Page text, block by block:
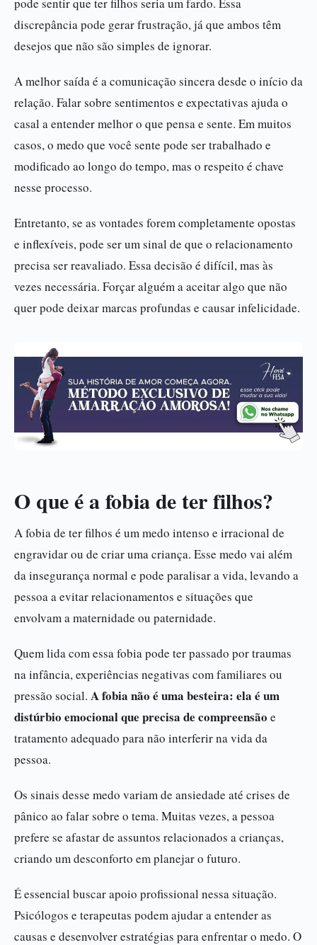
discrepância pode gerar frustração, já que ambos têm
desejos que não são simples de ignorar.
A melhor saída é a comunicação sincera desde o início da
relação. Falar sobre sentimentos e expectativas ajuda o
casal a entender melhor o que pensa e sente. Em muitos
casos, o medo que você sente pode ser trabalhado e
modificado ao longo do tempo, mas o respeito é chave
nesse processo.
Entretanto, se as vontades forem completamente opostas
e inflexíveis, pode ser um sinal de que o relacionamento
precisa ser reavaliado. Essa decisão é difícil, mas às
vezes necessária. Forçar alguém a aceitar algo que não
quer pode deixar marcas profundas e causar infelicidade.
O que é a fobia de ter filhos?
A fobia de ter filhos é um medo intenso e irracional de
engravidar ou de criar uma criança. Esse medo vai além
da insegurança normal e pode paralisar a vida, levando a
pessoa a evitar relacionamentos e situações que
envolvam a maternidade ou paternidade.
Quem lida com essa fobia pode ter passado por traumas
na infância, experiências negativas com familiares ou
pressão social. A fobia não é uma besteira: ela é um
distúrbio emocional que precisa de compreensão e
tratamento adequado para não interferir na vida da
pessoa.
Os sinais desse medo variam de ansiedade até crises de
pânico ao falar sobre o tema. Muitas vezes, a pessoa
prefere se afastar de assuntos relacionados a crianças,
criando um desconforto em planejar o futuro.
É essencial buscar apoio profissional nessa situação.
Psicólogos e terapeutas podem ajudar a entender as
causas e desenvolver estratégias para enfrentar o medo. O